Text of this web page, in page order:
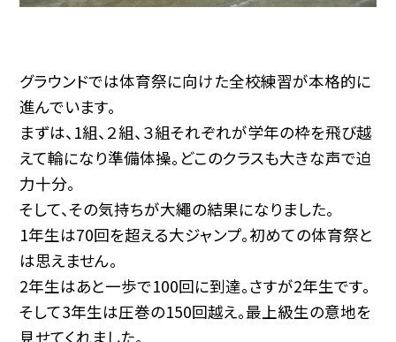
グラウンドでは体育祭に向けた全校練習が本格的に
進んでいます。
まずは、1組、２組、３組それぞれが学年の枠を飛び越
えて輪になり準備体操。どこのクラスも大きな声で迫
力十分。
そして、その気持ちが大繩の結果になりました。
1年生は70回を超える大ジャンプ。初めての体育祭と
は思えません。
2年生はあと一歩で100回に到達。さすが2年生です。
そして3年生は圧巻の150回越え。最上級生の意地を
見せてくれました。